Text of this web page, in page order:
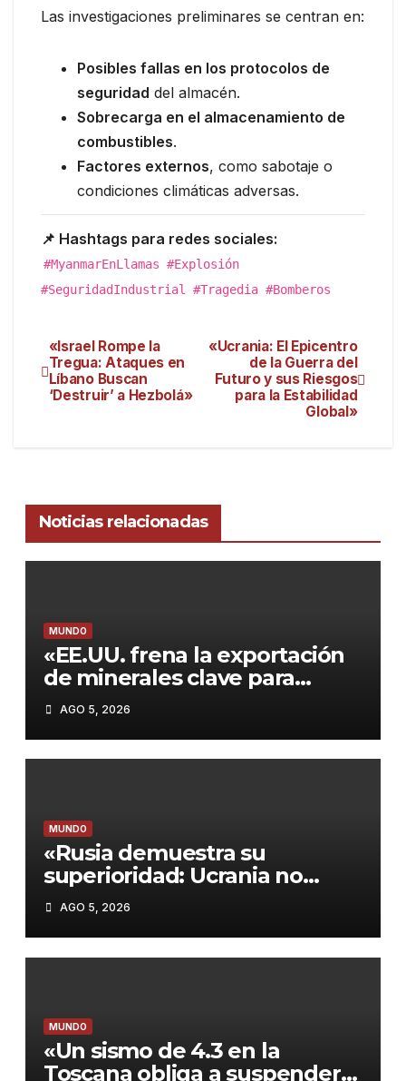
Las investigaciones preliminares se centran en:
Posibles fallas en los protocolos de
seguridad del almacén.
Sobrecarga en el almacenamiento de
combustibles.
Factores externos, como sabotaje o
condiciones climáticas adversas.
📌 Hashtags para redes sociales:
#MyanmarEnLlamas #Explosión
#SeguridadIndustrial #Tragedia #Bomberos
«Ucrania: El Epicentro
de la Guerra del
Futuro y sus Riesgos
para la Estabilidad
Global»
«Israel Rompe la
Tregua: Ataques en
Líbano Buscan
‘Destruir’ a Hezbolá»
Noticias relacionadas
MUNDO
«EE.UU. frena la exportación
de minerales clave para
proteger su industria militar»
AGO 5, 2026
MUNDO
«Rusia demuestra su
superioridad: Ucrania no
interceptó ningún misil en el
último ataque masivo»
AGO 5, 2026
MUNDO
«Un sismo de 4.3 en la
Toscana obliga a suspender